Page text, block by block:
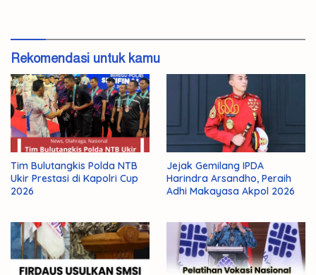
Rekomendasi untuk kamu
Tim Bulutangkis Polda NTB
Ukir Prestasi di Kapolri Cup
2026
Jejak Gemilang IPDA
Harindra Arsandho, Peraih
Adhi Makayasa Akpol 2026